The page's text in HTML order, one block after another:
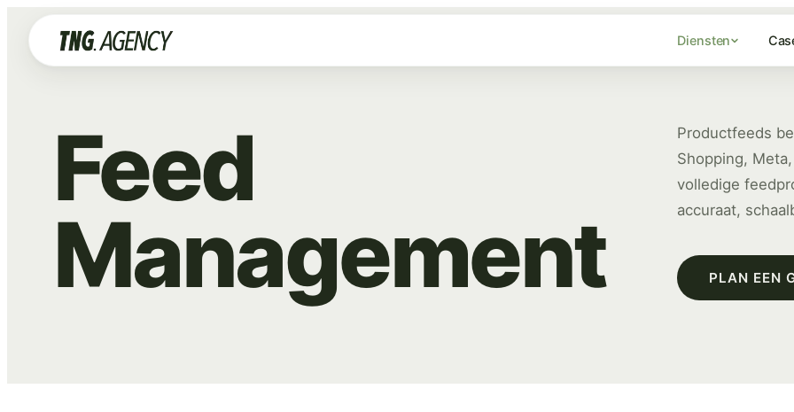
Diensten
Feed
Management
Productfeeds
Shopping,
volledige
accuraat,
PLAN EEN